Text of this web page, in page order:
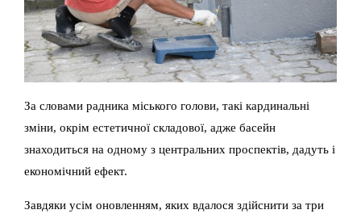
За словами радника міського голови, такі кардинальні
зміни, окрім естетичної складової, адже басейн
знаходиться на одному з центральних проспектів, дадуть і
економічний ефект.
Завдяки усім оновленням, яких вдалося здійснити за три